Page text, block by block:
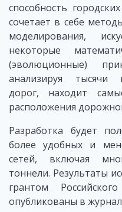
способность
сочетает в себе
моделирования,
некоторые
(эволюционные)
анализируя тысячи
дорог, находит
расположения
Разработка будет
более удобных и
сетей, включая
тоннели. Результаты
грантом
опубликованы в